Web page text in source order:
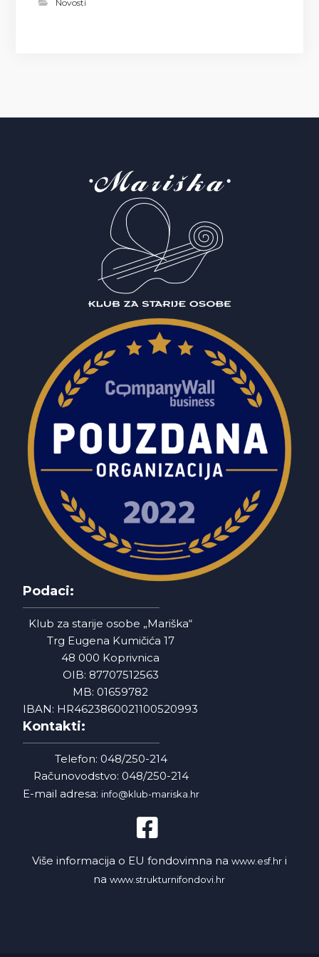
Novosti
Podaci:
Klub za starije osobe „Mariška“
Trg Eugena Kumičića 17
48 000 Koprivnica
OIB: 87707512563
MB: 01659782
IBAN: HR4623860021100520993
Kontakti:
Telefon: 048/250-214
Računovodstvo: 048/250-214
E-mail adresa: info@klub-mariska.hr
Više informacija o EU fondovimna na www.esf.hri
nawww.strukturnifondovi.hr